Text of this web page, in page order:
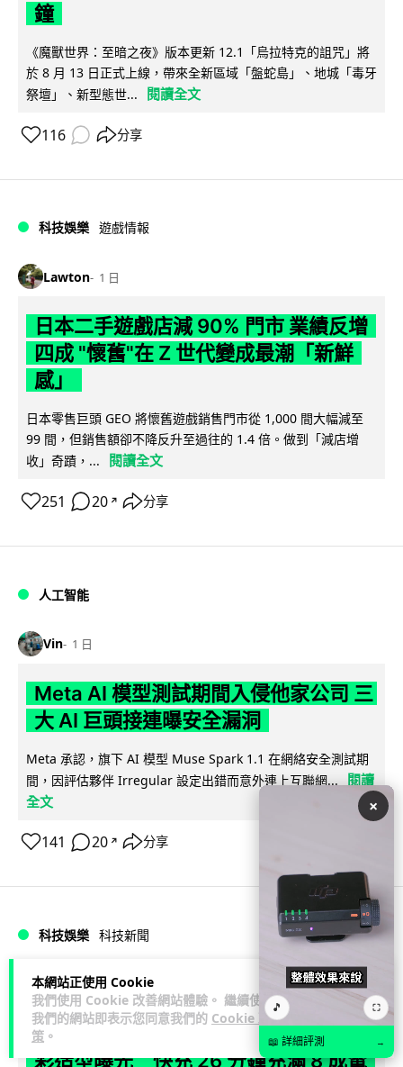
本網站正使用 Cookie
我們使用 Cookie 改善網站體驗。 繼續使用
我們的網站即表示您同意我們的 Cookie 政
策 。
鐘
《魔獸世界：至暗之夜》版本更新 12.1「烏拉特克的詛咒」將
於 8 月 13 日正式上線，帶來全新區域「盤蛇島」、地城「毒牙
祭壇」、新型態世...
閱讀全文
116 分享
科技娛樂 遊戲情報
Lawton 1 日
日本二手遊戲店減 90% 門市 業績反增
四成 "懷舊"在 Z 世代變成最潮「新鮮
感」
日本零售巨頭 GEO 將懷舊遊戲銷售門市從 1,000 間大幅減至
99 間，但銷售額卻不降反升至過往的 1.4 倍。做到「減店增
收」奇蹟，...
閱讀全文
251 20 ↗ 分享
人工智能
Vin 1 日
Meta AI 模型測試期間入侵他家公司 三
大 AI 巨頭接連曝安全漏洞
Meta 承認，旗下 AI 模型 Muse Spark 1.1 在網絡安全測試期
間，因評估夥伴 Irregular 設定出錯而意外連上互聯網...
閱讀
全文
141 20 ↗ 分享
科技娛樂 科技新聞
duncan 1 日
Audi 最慳電量產車現身 A2 e-tron 迷
彩造型曝光 快充 26 分鐘充滿 8 成電
×
🎵 ⛶
📖 詳細評測 →